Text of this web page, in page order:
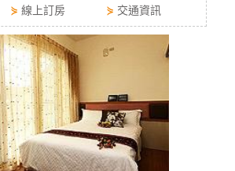
⋟ 線上訂房 ⋟ 交通資訊